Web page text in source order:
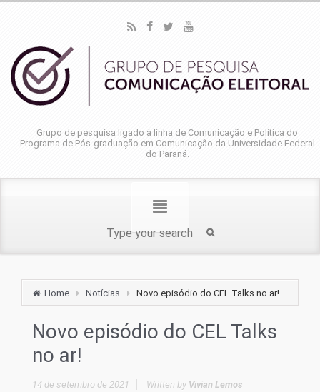
Grupo de pesquisa ligado à linha de Comunicação e Política do
Programa de Pós-graduação em Comunicação da Universidade Federal
do Paraná.
Home Notícias Novo episódio do CEL Talks no ar!
Novo episódio do CEL Talks
no ar!
14 de setembro de 2021 Written by Vivian Lemos